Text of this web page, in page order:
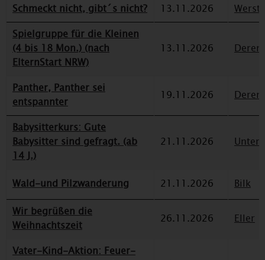
Schmeckt nicht, gibt´s nicht?
13.11.2026
Spielgruppe für die Kleinen
(4 bis 18 Mon.) (nach
ElternStart NRW)
13.11.2026
Panther, Panther sei
entspannter
19.11.2026
Babysitterkurs: Gute
Babysitter sind gefragt. (ab
14 J.)
21.11.2026
Wald-und Pilzwanderung 21.11.2026
Bilk
Wir begrüßen die
Weihnachtszeit
26.11.2026 Eller
Vater-Kind-Aktion: Feuer-